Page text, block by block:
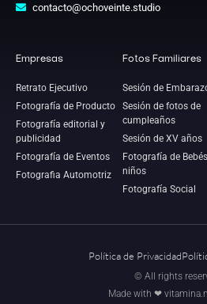
contacto@ochoveinte.studio
Empresas
Retrato Ejecutivo
Fotografía de Producto
Fotografía editorial y
publicidad
Fotografía de Eventos
Fotografia Automotriz
Fotos Familiares
Sesión de
Sesión de fotos de
cumpleaños
Sesión de XV años
Fotografía de
niños
Fotografía Social
Política de Privacidad
© All rights
Made with ❤